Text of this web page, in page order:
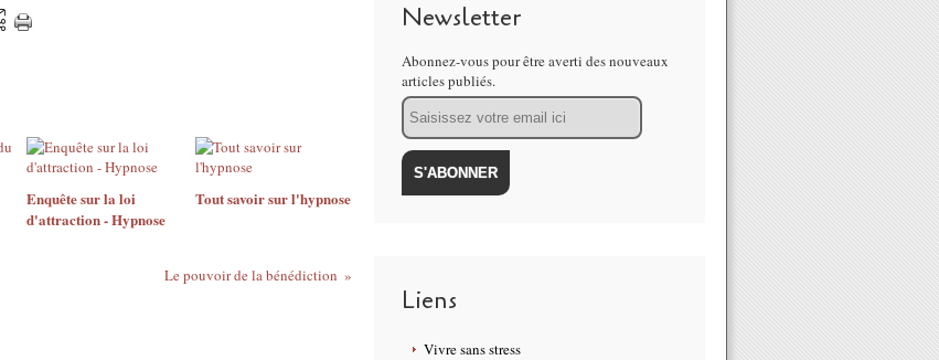
Enquête sur la loi
d'attraction - Hypnose
Tout savoir sur l'hypnose
Le pouvoir de la bénédiction
Newsletter
Abonnez-vous pour être averti des nouveaux
articles publiés.
Email
Liens
Vivre sans stress